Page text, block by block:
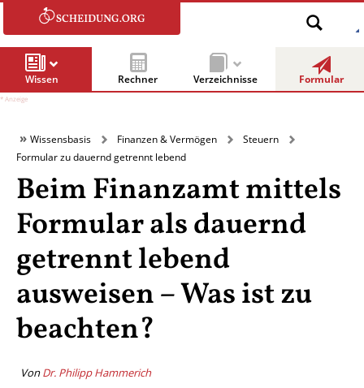
Wissen Rechner Verzeichnisse Formular
Wissensbasis Finanzen & Vermögen
Steuern
Formular zu dauernd getrennt lebend
Beim Finanzamt mittels
Formular als dauernd
getrennt lebend
ausweisen – Was ist zu
beachten?
VonDr. Philipp Hammerich